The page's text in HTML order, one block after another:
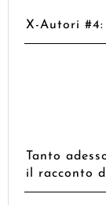
X-Autori #4:
Tanto
il racconto